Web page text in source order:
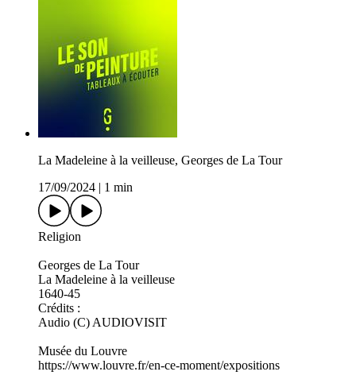
La Madeleine à la veilleuse, Georges de La Tour
17/09/2024
1 min
Religion
Georges de La Tour
La Madeleine à la veilleuse
1640-45
Crédits :
Audio (C) AUDIOVISIT
Musée du Louvre
https://www.louvre.fr/en-ce-moment/expositions